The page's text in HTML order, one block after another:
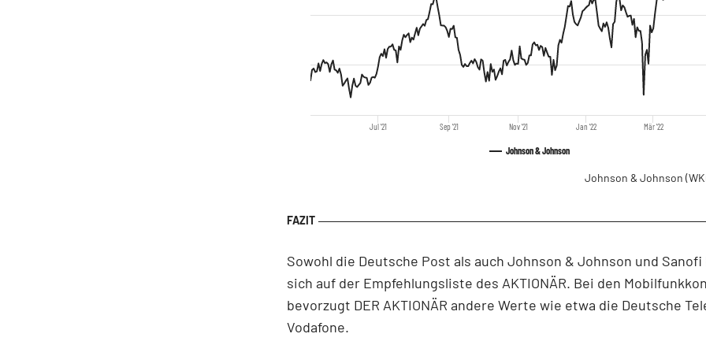
Johnson & Johnson
Jul '21 Sep '21 Nov '21 Jan '22 Mär '22
Johnson & Johnson
Sowohl die Deutsche Post als auch Johnson & Johnson und
sich auf der Empfehlungsliste des AKTIONÄR. Bei den
bevorzugt DER AKTIONÄR andere Werte wie etwa die Deutsche
Vodafone.